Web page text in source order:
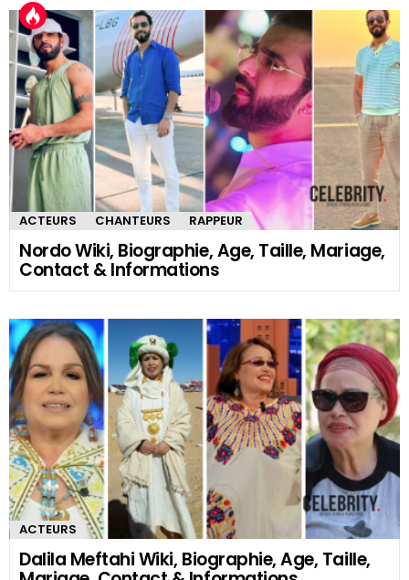
ACTEURS CHANTEURS RAPPEUR
Nordo Wiki, Biographie, Age, Taille, Mariage,
Contact & Informations
ACTEURS
Dalila Meftahi Wiki, Biographie, Age, Taille,